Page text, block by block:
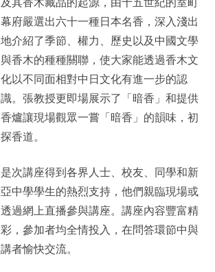
幕府嚴選出六十一種日本名香，深入淺出
地介紹了季節、權力、歷史以及中國文學
與香木的種種關聯，使大家能透過香木文
化以不同面相對中日文化有進一步的認
識。張教授更即場展示了「暗香」和提供
香爐讓現場觀眾一嘗「暗香」的韻味，初
探香道。
是次講座得到各界人士、校友、同學和新
亞中學學生的熱烈支持，他們親臨現場或
透過網上直播參與講座。講座內容豐富精
彩，參加者均全情投入，在問答環節中與
講者愉快交流。